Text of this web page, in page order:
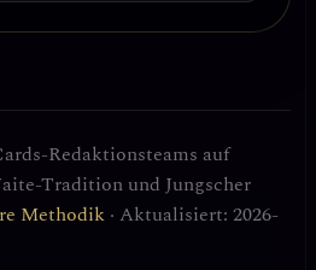
Redaktionsteams auf
Tradition und Jungscher
Methodik · Aktualisiert: 2026-